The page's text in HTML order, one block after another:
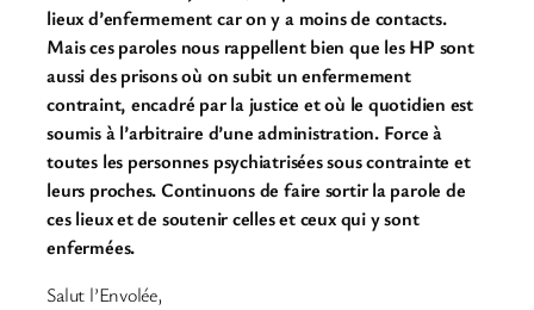
lieux d’enfermement car on y a moins de contacts.
Mais ces paroles nous rappellent bien que les HP sont
aussi des prisons où on subit un enfermement
contraint, encadré par la justice et où le quotidien est
soumis à l’arbitraire d’une administration. Force à
toutes les personnes psychiatrisées sous contrainte et
leurs proches. Continuons de faire sortir la parole de
ces lieux et de soutenir celles et ceux qui y sont
enfermées.
Salut l’Envolée,